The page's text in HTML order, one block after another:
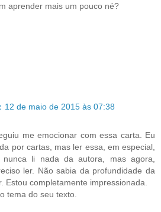
aprender mais um pouco né?
12 de maio de 2015 às 07:38
me emocionar com essa carta. Eu
por cartas, mas ler essa, em especial,
li nada da autora, mas agora,
ler. Não sabia da profundidade da
Estou completamente impressionada.
tema do seu texto.